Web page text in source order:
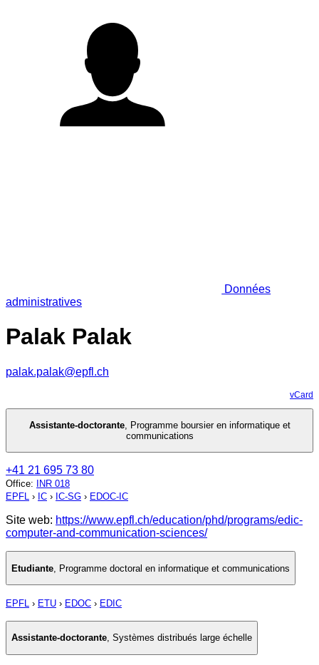
Données
administratives
Palak Palak
palak.palak@epfl.ch
vCard
Assistante-doctorante, Programme boursier en informatique et
communications
+41 21 695 73 80
Office:
INR 018
EPFL › IC › IC-SG › EDOC-IC
Site web: https://www.epfl.ch/education/phd/programs/edic-
computer-and-communication-sciences/
Etudiante Programme doctoral en informatique et communications
EPFL › ETU › EDOC › EDIC
Assistante-doctorante, Systèmes distribués large échelle